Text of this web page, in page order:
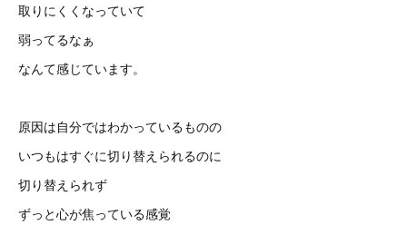
取りにくくなっていて
弱ってるなぁ
なんて感じています。
原因は自分ではわかっているものの
いつもはすぐに切り替えられるのに
切り替えられず
ずっと心が焦っている感覚